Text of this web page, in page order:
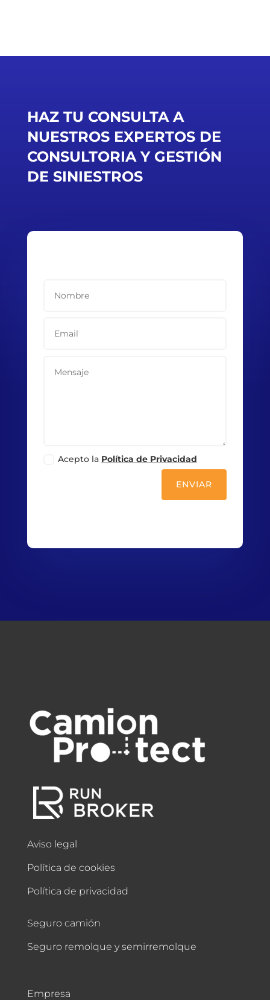
HAZ TU CONSULTA A
NUESTROS EXPERTOS DE
CONSULTORIA Y GESTIÓN
DE SINIESTROS
Acepto la Política de Privacidad
ENVIAR
Aviso legal
Política de cookies
Política de privacidad
Seguro camión
Seguro remolque y semirremolque
Empresa